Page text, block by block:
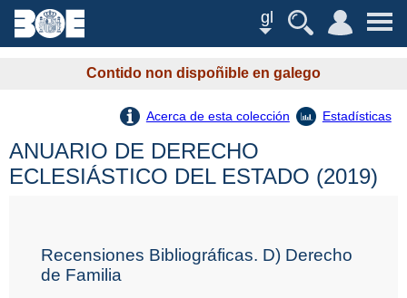
gl
Contido non dispoñible en galego
Acerca de esta colección Estadísticas
ANUARIO DE DERECHO
ECLESIÁSTICO DEL ESTADO (2019)
Recensiones Bibliográficas. D) Derecho
de Familia